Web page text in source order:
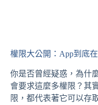
權限大公開：App到底
你是否曾經疑惑，為什
會要求這麼多權限？其
限，都代表著它可以存